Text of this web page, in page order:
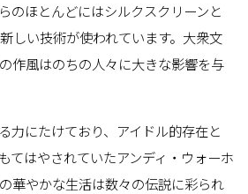
のほとんどにはシルクスクリーンと
しい技術が使われています。大衆文
作風はのちの人々に大きな影響を与
力にたけており、アイドル的存在と
てはやされていたアンディ・ウォーホ
華やかな生活は数々の伝説に彩られ